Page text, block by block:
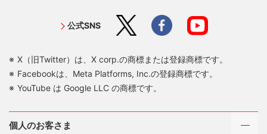
公式SNS
X（旧Twitter）は、X corp.の商標または登録商標です。
Facebookは、Meta Platforms, Inc.の登録商標です。
YouTube は Google LLC の商標です。
個人のお客さま